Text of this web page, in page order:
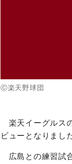
Ⓒ楽天野球団
楽天イーグルス
ビューとなりまし
広島との練習試